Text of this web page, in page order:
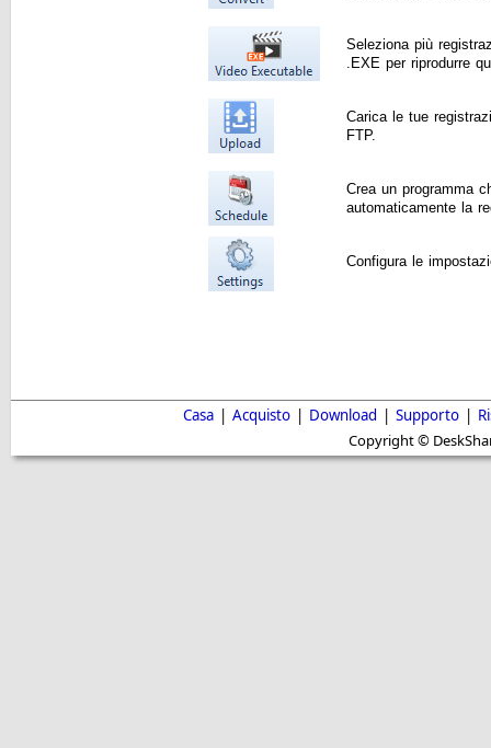
Seleziona più
.EXE per riprodurre
Carica le tue
FTP.
Crea un programma
automaticamente la
Configura le
Casa | Acquisto | Download | Supporto |
Copyright ©